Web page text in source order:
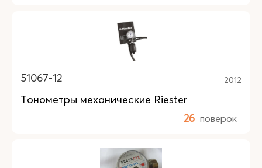
51067-12 2012
Тонометры механические Riester
26 поверок